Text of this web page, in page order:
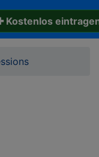
Kostenlos